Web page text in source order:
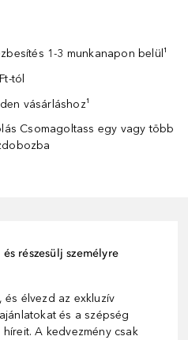
1-3 munkanapon belül¹
tól
vásárláshoz¹
Csomagoltass egy vagy több
részesülj személyre
és élvezd az exkluzív
és a szépség
A kedvezmény csak